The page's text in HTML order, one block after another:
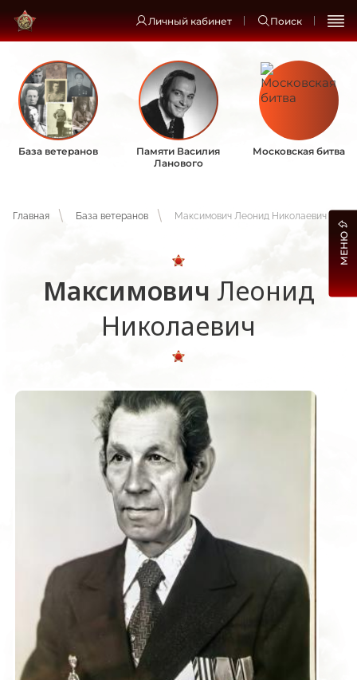
Личный кабинет Поиск
База ветеранов
Памяти Василия
Ланового
Московская битва
Главная База ветеранов Максимович Леонид Николаевич
Максимович Леонид
Николаевич
МЕНЮ